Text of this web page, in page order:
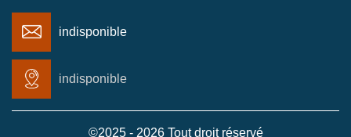
indisponible
indisponible
©2025 - 2026 Tout droit réservé